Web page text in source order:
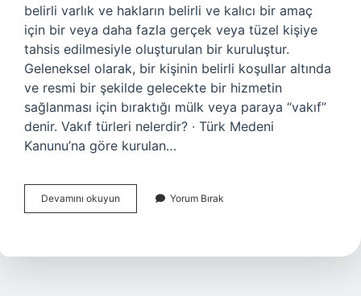
belirli varlık ve hakların belirli ve kalıcı bir amaç
için bir veya daha fazla gerçek veya tüzel kişiye
tahsis edilmesiyle oluşturulan bir kuruluştur.
Geleneksel olarak, bir kişinin belirli koşullar altında
ve resmi bir şekilde gelecekte bir hizmetin
sağlanması için bıraktığı mülk veya paraya “vakıf”
denir. Vakıf türleri nelerdir? ∙ Türk Medeni
Kanunu’na göre kurulan…
Devamını okuyun
Ne
Dil
Yorum Bırak